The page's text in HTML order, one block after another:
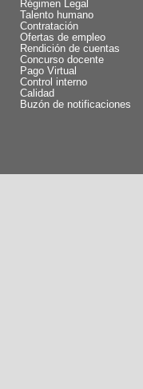
Régimen Legal
Talento humano
Contratación
Ofertas de empleo
Rendición de cuentas
Concurso docente
Pago Virtual
Control interno
Calidad
Buzón de notificaciones